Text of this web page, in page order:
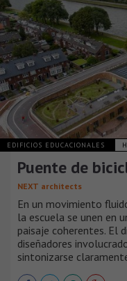
EDIFICIOS EDUCACIONALES
Puente de
NEXT architects
En un movimiento
la escuela se unen en
paisaje coherentes. El
diseñadores
sintonizarse